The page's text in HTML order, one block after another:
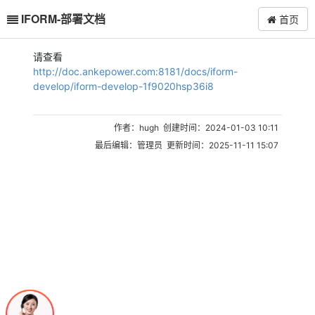
IFORM-部署文档 首页
请查看
http://doc.ankepower.com:8181/docs/iform-
develop/iform-develop-1f9020hsp36i8
作者：hugh 创建时间：2024-01-03 10:11
最后编辑：管理员 更新时间：2025-11-11 15:07